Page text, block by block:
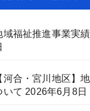
域福祉推進事業実
河合・宮川地区】
いて 2026年6月8日